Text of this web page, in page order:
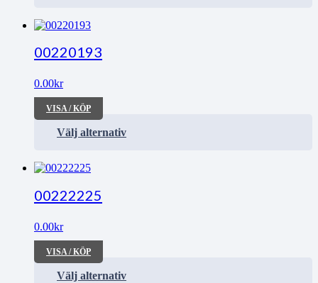
00220193
0.00kr
VISA / KÖP
Välj alternativ
00222225
0.00kr
VISA / KÖP
Välj alternativ